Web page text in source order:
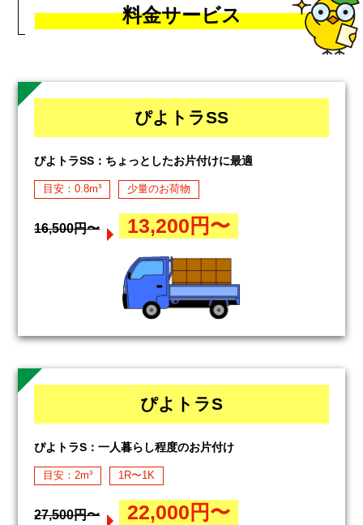
料金サービス
ぴよトラSS
ぴよトラSS：ちょっとしたお片付けに最適
目安：0.8m³ 少量のお荷物
16,500円〜 13,200円〜
ぴよトラS
ぴよトラS：一人暮らし程度のお片付け
目安：2m³ 1R〜1K
27,500円〜 22,000円〜